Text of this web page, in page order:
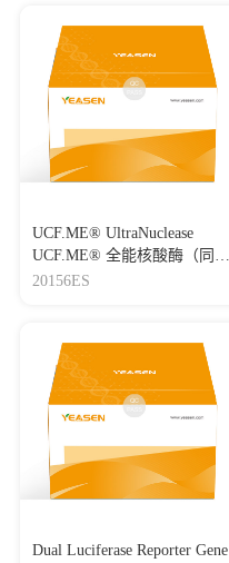
UCF.ME® UltraNuclease
UCF.ME® 全能核酸酶（同
Benzonase）
20156ES
Dual Luciferase Reporter Gene